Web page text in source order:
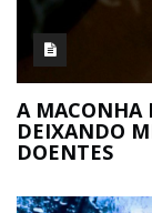
A MACONHA
DEIXANDO
DOENTES